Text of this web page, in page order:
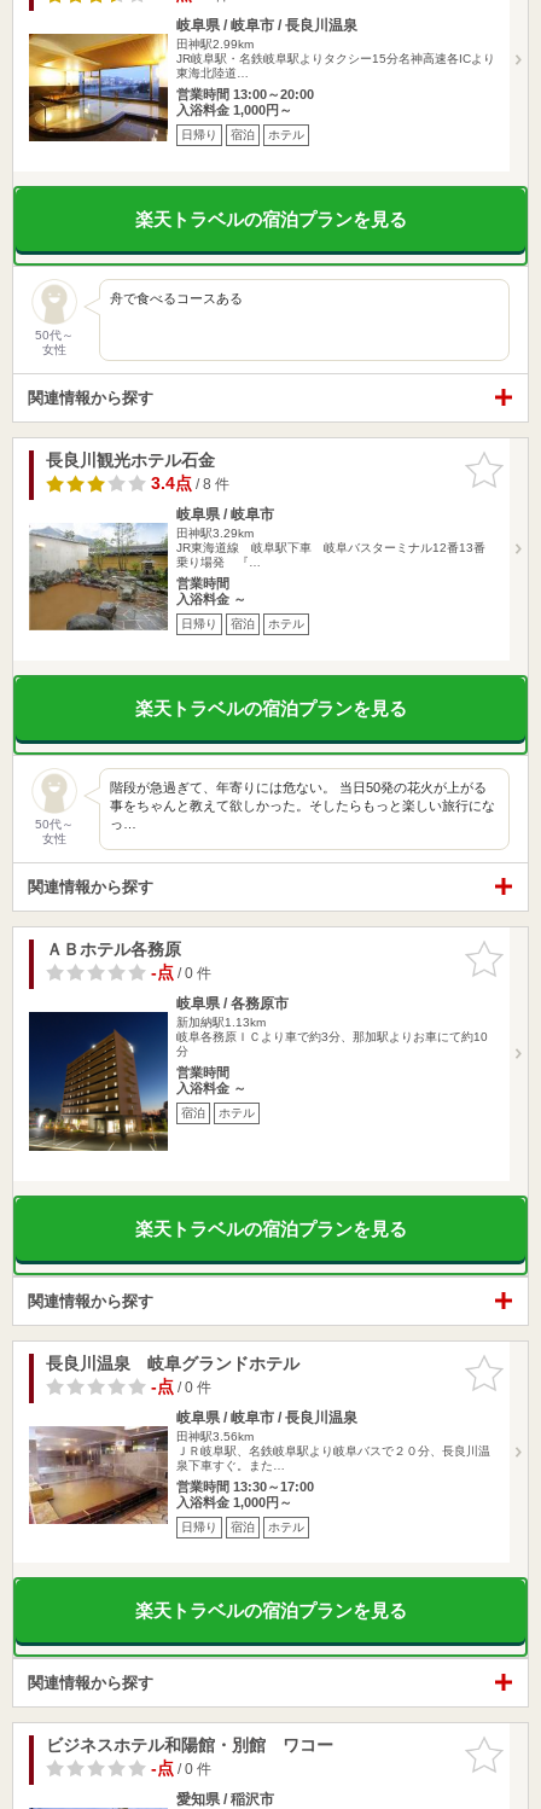
岐阜県 / 岐阜市 / 長良川温泉
田神駅2.99km
JR岐阜駅・名鉄岐阜駅よりタクシー15分名神高速各ICより
東海北陸道…
営業時間 13:00～20:00
入浴料金 1,000円～
日帰り 宿泊 ホテル
楽天トラベルの宿泊プランを見る
50代～
女性
舟で食べるコースある
関連情報から探す
お気に入
りに追加
長良川観光ホテル石金
3.4点/ 8 件
岐阜県 / 岐阜市
田神駅3.29km
JR東海道線 岐阜駅下車 岐阜バスターミナル12番13番
乗り場発 『…
営業時間
入浴料金 ～
日帰り 宿泊 ホテル
楽天トラベルの宿泊プランを見る
50代～
女性
階段が急過ぎて、年寄りには危ない。 当日50発の花火が上がる
事をちゃんと教えて欲しかった。そしたらもっと楽しい旅行にな
っ…
関連情報から探す
お気に入
りに追加
ＡＢホテル各務原
-点/ 0 件
岐阜県 / 各務原市
新加納駅1.13km
岐阜各務原ＩＣより車で約3分、那加駅よりお車にて約10
分
営業時間
入浴料金 ～
宿泊 ホテル
楽天トラベルの宿泊プランを見る
関連情報から探す
お気に入
りに追加
長良川温泉 岐阜グランドホテル
-点/ 0 件
岐阜県 / 岐阜市 / 長良川温泉
田神駅3.56km
ＪＲ岐阜駅、名鉄岐阜駅より岐阜バスで２０分、長良川温
泉下車すぐ。また…
営業時間 13:30～17:00
入浴料金 1,000円～
日帰り 宿泊 ホテル
楽天トラベルの宿泊プランを見る
関連情報から探す
お気に入
りに追加
ビジネスホテル和陽館・別館 ワコー
-点/ 0 件
愛知県 / 稲沢市